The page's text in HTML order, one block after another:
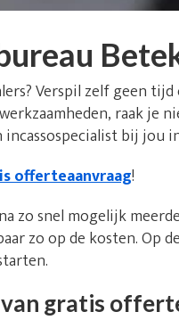
Verspil zelf geen
raak je
incassospecialist bij jou
offerteaanvraag!
zo snel mogelijk
zo op de kosten. Op
gratis